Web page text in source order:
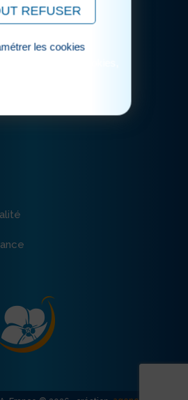
/ Bât D
sedna.fr
REFUSER
les cookies